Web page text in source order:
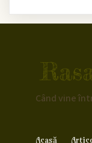
Când vine
Acasă